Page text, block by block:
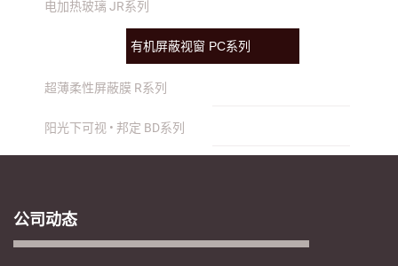
电加热玻璃 JR系列
有机屏蔽视窗 PC系列
超薄柔性屏蔽膜 R系列
阳光下可视 • 邦定 BD系列
公司动态